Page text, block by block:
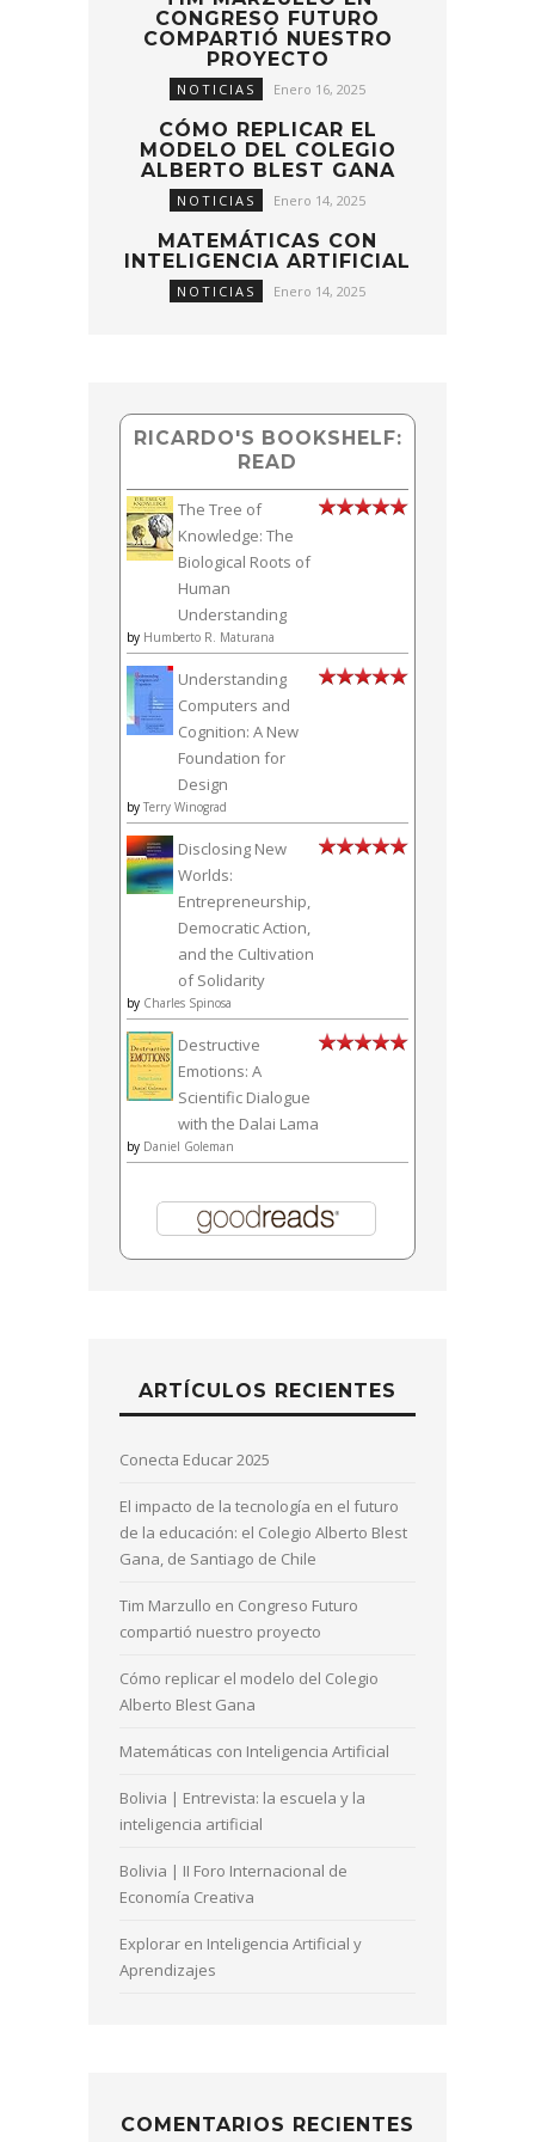
CONGRESO FUTURO
COMPARTIÓ NUESTRO
PROYECTO
NOTICIAS Enero 16, 2025
CÓMO REPLICAR EL
MODELO DEL COLEGIO
ALBERTO BLEST GANA
NOTICIAS Enero 14, 2025
MATEMÁTICAS CON
INTELIGENCIA ARTIFICIAL
NOTICIAS Enero 14, 2025
RICARDO'S BOOKSHELF:
READ
The Tree of
Knowledge: The
Biological Roots of
Human
Understanding
by Humberto R. Maturana
Understanding
Computers and
Cognition: A New
Foundation for
Design
by Terry Winograd
Disclosing New
Worlds:
Entrepreneurship,
Democratic Action,
and the Cultivation
of Solidarity
by Charles Spinosa
Destructive
Emotions: A
Scientific Dialogue
with the Dalai Lama
by Daniel Goleman
ARTÍCULOS RECIENTES
Conecta Educar 2025
El impacto de la tecnología en el futuro
de la educación: el Colegio Alberto Blest
Gana, de Santiago de Chile
Tim Marzullo en Congreso Futuro
compartió nuestro proyecto
Cómo replicar el modelo del Colegio
Alberto Blest Gana
Matemáticas con Inteligencia Artificial
Bolivia | Entrevista: la escuela y la
inteligencia artificial
Bolivia | II Foro Internacional de
Economía Creativa
Explorar en Inteligencia Artificial y
Aprendizajes
COMENTARIOS RECIENTES